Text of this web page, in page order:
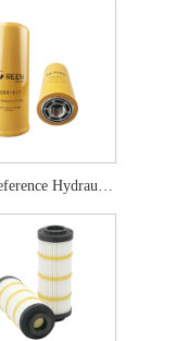
Cross Reference Hydraulic Filter HF6588